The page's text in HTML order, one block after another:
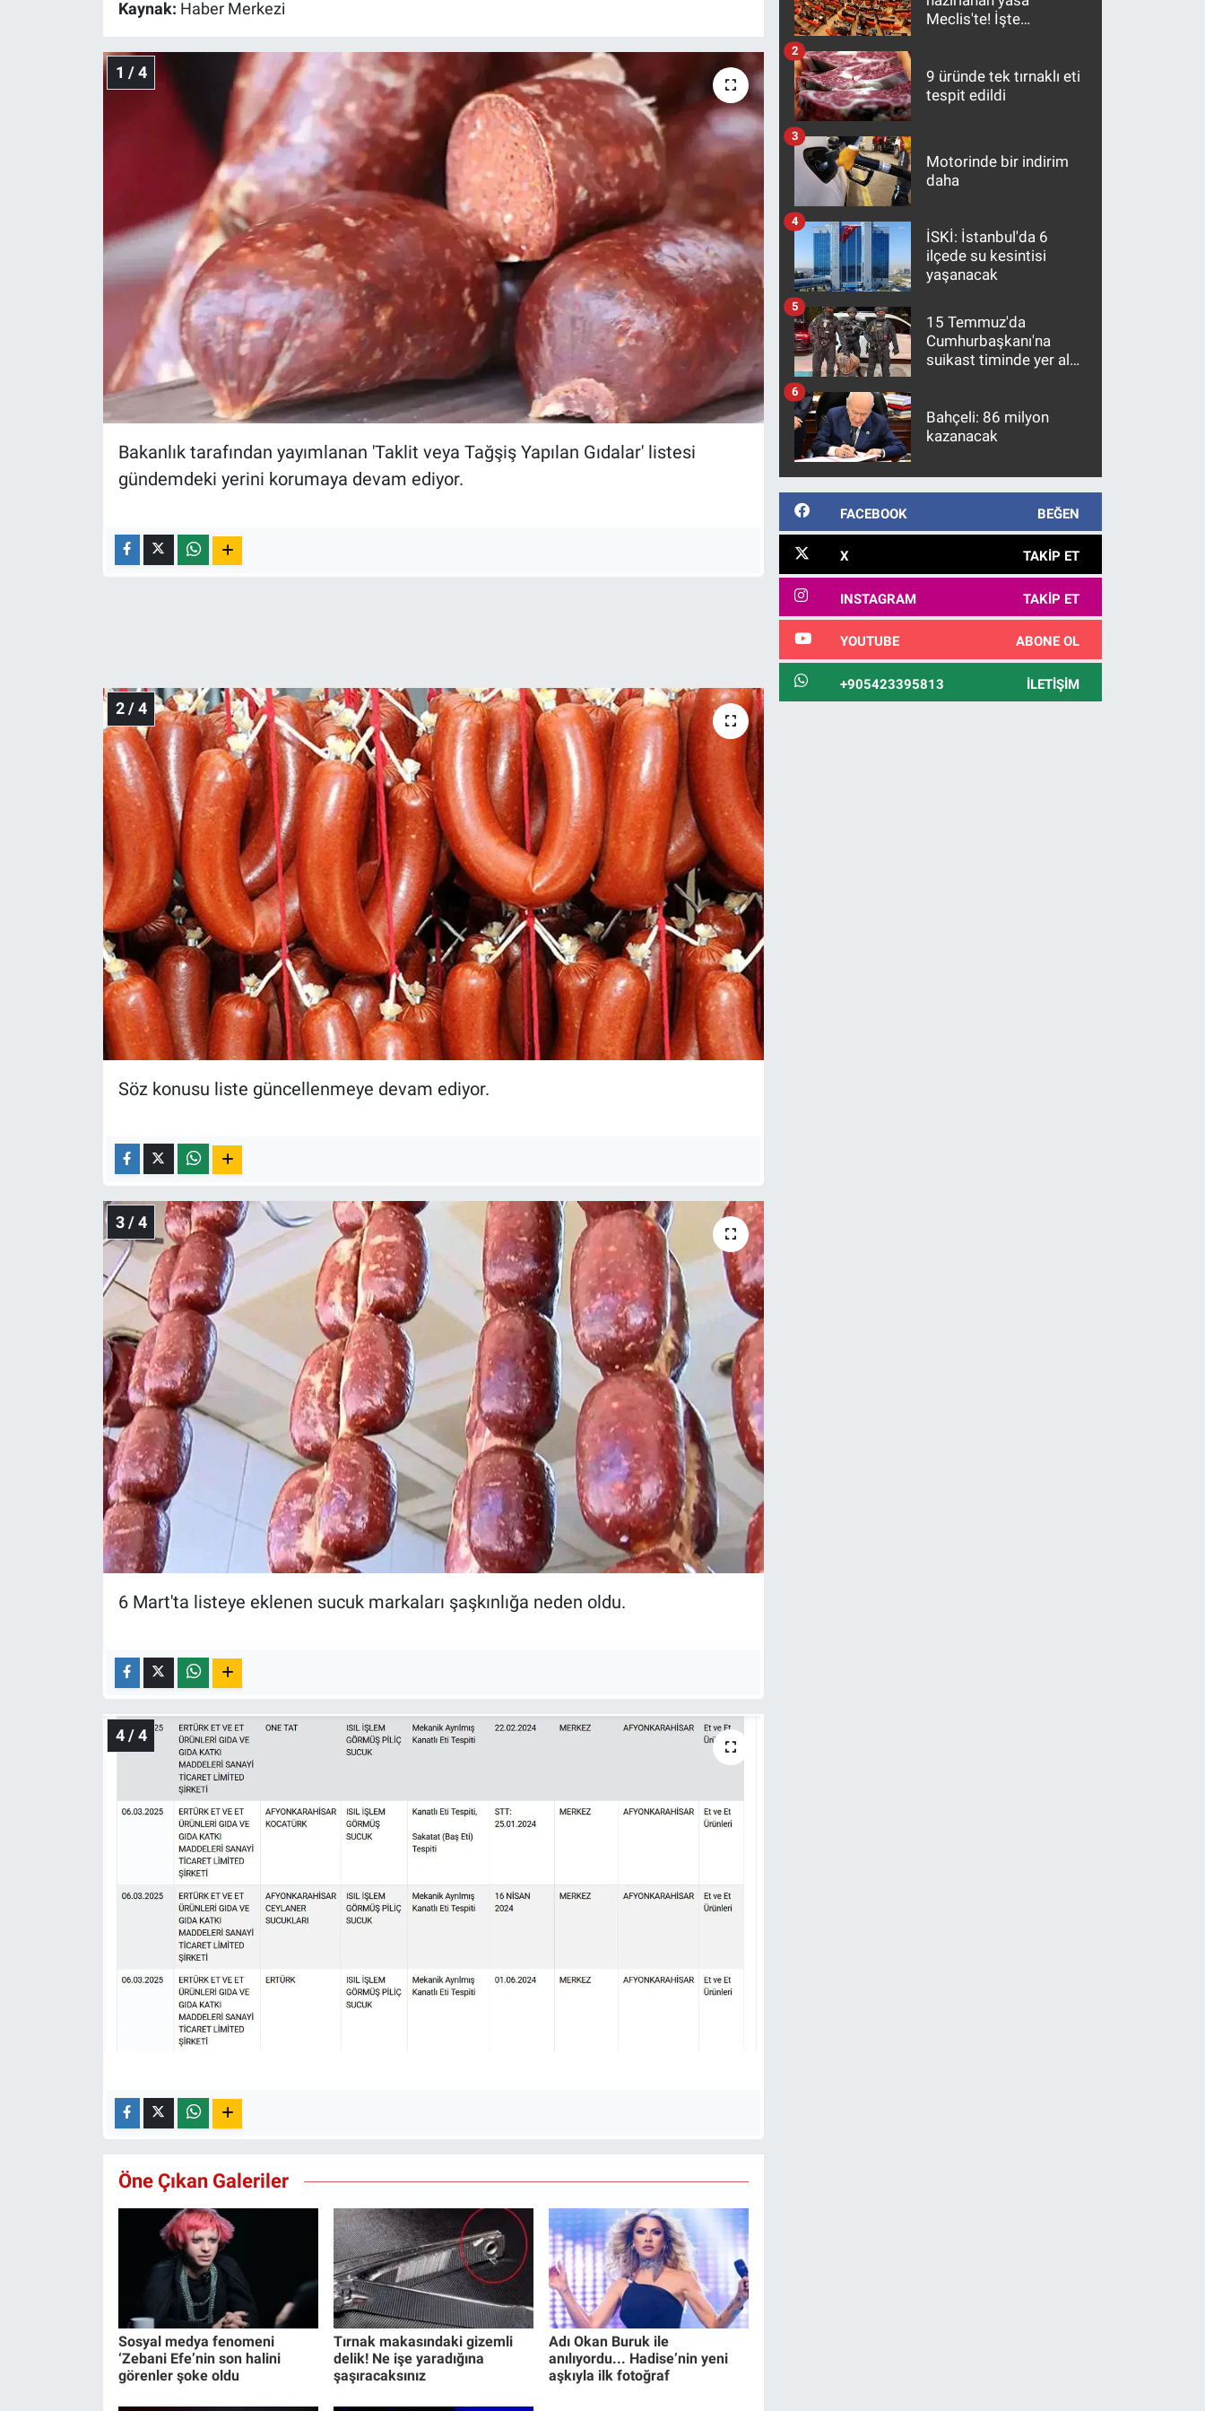
Kaynak: Haber Merkezi
1 / 4
Bakanlık tarafından yayımlanan 'Taklit veya Tağşiş Yapılan Gıdalar' listesi
gündemdeki yerini korumaya devam ediyor.
2 / 4
Söz konusu liste güncellenmeye devam ediyor.
3 / 4
6 Mart'ta listeye eklenen sucuk markaları şaşkınlığa neden oldu.
4 / 4
Öne Çıkan Galeriler
Sosyal medya fenomeni
‘Zebani Efe’nin son halini
görenler şoke oldu
Tırnak makasındaki gizemli
delik! Ne işe yaradığına
şaşıracaksınız
Adı Okan Buruk ile
anılıyordu... Hadise’nin yeni
aşkıyla ilk fotoğraf
Meclis'te! İşte
9 üründe tek tırnaklı eti
tespit edildi
2
Motorinde bir indirim
daha
3
İSKİ: İstanbul'da 6
ilçede su kesintisi
yaşanacak
4
15 Temmuz'da
Cumhurbaşkanı'na
suikast timinde yer alan
5
Bahçeli: 86 milyon
kazanacak
6
FACEBOOK BEĞEN
X TAKIP ET
INSTAGRAM TAKIP ET
YOUTUBE ABONE OL
+905423395813 İLETIŞIM
Günün görüntüsü
Koronavirüs
Ne demişti
Türkiye'nin Gündemi
Yerel Gündem
Yerel Yaşam
Canlı Yayın